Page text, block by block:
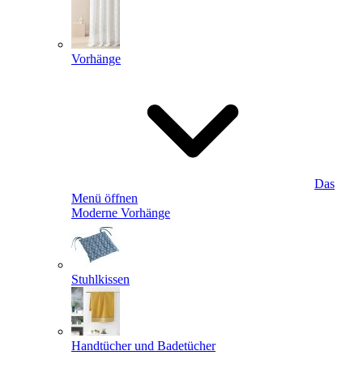
Vorhänge
Das
Menü öffnen
Moderne Vorhänge
Stuhlkissen
Handtücher und Badetücher